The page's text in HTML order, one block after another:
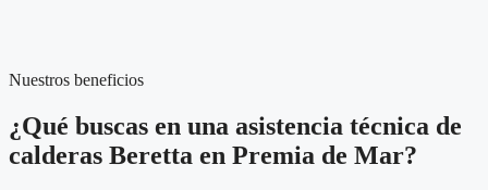
Nuestros beneficios
¿Qué buscas en una asistencia técnica de
calderas Beretta en Premia de Mar?